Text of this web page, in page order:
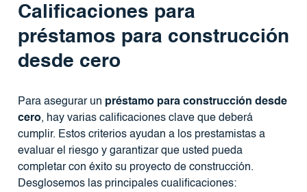
Calificaciones para
préstamos para construcción
desde cero
Para asegurar un préstamo para construcción desde
cero, hay varias calificaciones clave que deberá
cumplir. Estos criterios ayudan a los prestamistas a
evaluar el riesgo y garantizar que usted pueda
completar con éxito su proyecto de construcción.
Desglosemos las principales cualificaciones: